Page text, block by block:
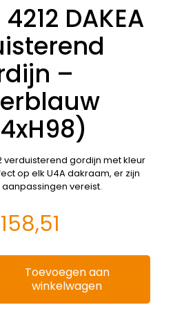
DAKEA
–
verduisterend gordijn met kleur
op elk U4A dakraam, er zijn
vereist.
158,51
Toevoegen aan
winkelwagen